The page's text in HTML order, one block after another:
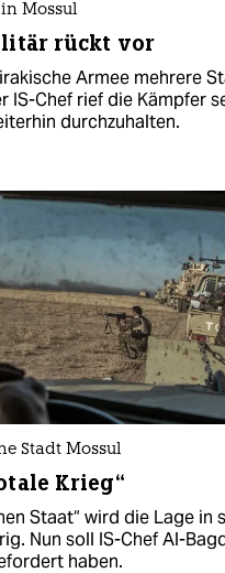
Mossul
rückt vor
Armee mehrere
IS-Chef rief die Kämpfer
durchzuhalten.
Stadt Mossul
Krieg“
Staat“ wird die Lage in
Nun soll IS-Chef Al-
haben.